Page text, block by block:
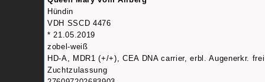
Hündin
VDH SSCD 4476
* 21.05.2019
zobel-weiß
HD-A, MDR1 (+/+), CEA DNA carrier, erbl. Augenerkr. frei
Zuchtzulassung